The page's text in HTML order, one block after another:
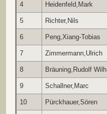
4 Heidenfeld,Mark
5 Richter,Nils
6 Peng,Xiang-Tobias
7 Zimmermann,Ulrich
8 Bräuning,Rudolf Wilh
9 Schallner,Marc
10 Pürckhauer,Sören